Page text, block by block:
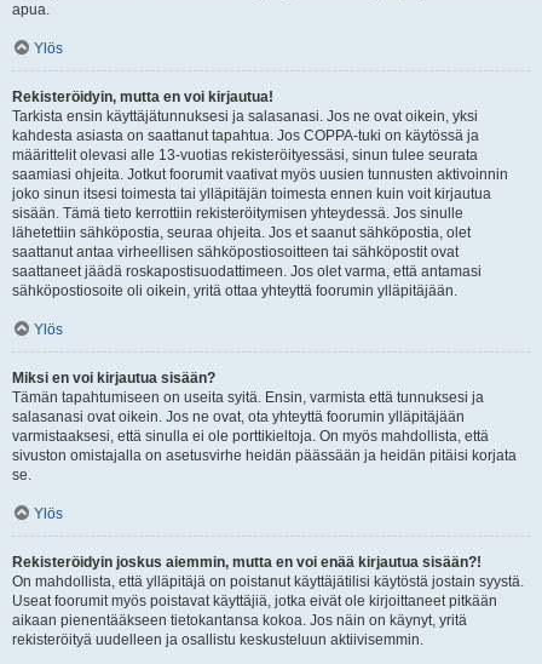
apua.
Ylös
Rekisteröidyin, mutta en voi kirjautua!
Tarkista ensin käyttäjätunnuksesi ja salasanasi. Jos ne ovat oikein, yksi
kahdesta asiasta on saattanut tapahtua. Jos COPPA-tuki on käytössä ja
määrittelit olevasi alle 13-vuotias rekisteröityessäsi, sinun tulee seurata
saamiasi ohjeita. Jotkut foorumit vaativat myös uusien tunnusten aktivoinnin
joko sinun itsesi toimesta tai ylläpitäjän toimesta ennen kuin voit kirjautua
sisään. Tämä tieto kerrottiin rekisteröitymisen yhteydessä. Jos sinulle
lähetettiin sähköpostia, seuraa ohjeita. Jos et saanut sähköpostia, olet
saattanut antaa virheellisen sähköpostiosoitteen tai sähköpostit ovat
saattaneet jäädä roskapostisuodattimeen. Jos olet varma, että antamasi
sähköpostiosoite oli oikein, yritä ottaa yhteyttä foorumin ylläpitäjään.
Ylös
Miksi en voi kirjautua sisään?
Tämän tapahtumiseen on useita syitä. Ensin, varmista että tunnuksesi ja
salasanasi ovat oikein. Jos ne ovat, ota yhteyttä foorumin ylläpitäjään
varmistaaksesi, että sinulla ei ole porttikieltoja. On myös mahdollista, että
sivuston omistajalla on asetusvirhe heidän päässään ja heidän pitäisi korjata
se.
Ylös
Rekisteröidyin joskus aiemmin, mutta en voi enää kirjautua sisään?!
On mahdollista, että ylläpitäjä on poistanut käyttäjätilisi käytöstä jostain syystä.
Useat foorumit myös poistavat käyttäjiä, jotka eivät ole kirjoittaneet pitkään
aikaan pienentääkseen tietokantansa kokoa. Jos näin on käynyt, yritä
rekisteröityä uudelleen ja osallistu keskusteluun aktiivisemmin.